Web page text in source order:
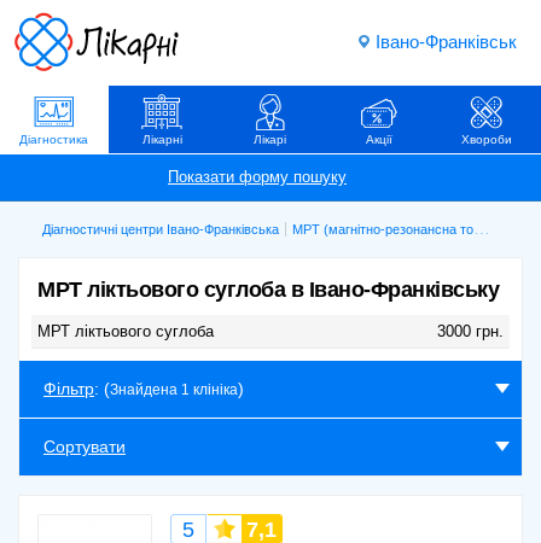
Івано-Франківськ
Діагностика Лікарні Лікарі Акції Хвороби
Діагностичні центри Івано-Франківська МРТ (магнітно-резонансна томографія)
МРТ ліктьового суглоба в Івано-Франківську
МРТ ліктьового суглоба 3000 грн.
Фільтр: (Знайдена 1 клініка)
Сортувати
5 7,1